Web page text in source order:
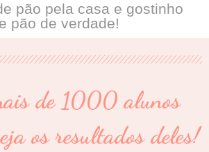
pão pela casa e gostinho
pão de verdade!
de 1000 alunos
os resultados deles!